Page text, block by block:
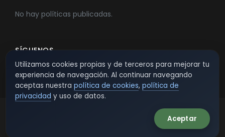
No hay políticas publicadas.
SÍGUENOS
© 2026 TSW - TecnoServiWeb. All Rights Reserved.
Utilizamos cookies propias y de terceros para mejorar tu
experiencia de navegación. Al continuar navegando
aceptas nuestra política de cookies, política de
privacidad y uso de datos.
Aceptar